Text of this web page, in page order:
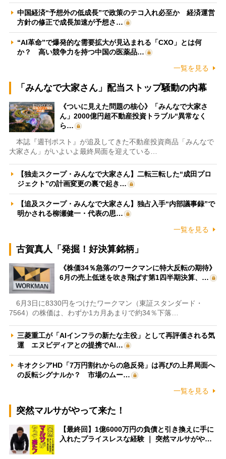
中国経済“予想外の低成長”で政策のテコ入れ必至か 経済運営
方針の修正で成長加速が予想さ…
“AI革命”で爆発的な需要拡大が見込まれる「CXO」とは何
か？ 高い競争力を持つ中国の医薬品…
一覧を見る
「みんなで大家さん」配当ストップ騒動の内幕
《ついに見えた問題の核心》「みんなで大家さ
ん」2000億円超不動産投資トラブル“異常なく
ら…
本誌『週刊ポスト』が追及してきた不動産投資商品「みんなで
大家さん」がいよいよ最終局面を迎えている…
【独走スクープ・みんなで大家さん】二転三転した“成田プロ
ジェクト”の計画変更の裏で起き…
【追及スクープ・みんなで大家さん】独占入手“内部議事録”で
明かされる柳瀬健一・代表の思…
一覧を見る
古賀真人「発掘！好決算銘柄」
《株価34％急落のワークマンに特大反転の期待》
6月の売上低迷を吹き飛ばす第1四半期決算、…
6月3日に8330円をつけたワークマン（東証スタンダード・
7564）の株価は、わずか1カ月あまりで約34％下落…
三菱重工が「AIインフラの新たな主役」として再評価される気
運 エヌビディアとの提携でAI…
キオクシアHD「7万円割れからの急反発」は再びの上昇局面へ
の反転シグナルか？ 市場のムー…
一覧を見る
突然マルサがやって来た！
【最終回】1億6000万円の負債と引き換えに手に
入れたプライスレスな経験 ｜ 突然マルサがや…